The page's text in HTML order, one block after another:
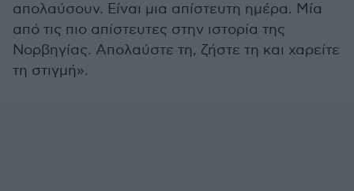
απολαύσουν. Είναι μια απίστευτη ημέρα. Μία
από τις πιο απίστευτες στην ιστορία της
Νορβηγίας. Απολαύστε τη, ζήστε τη και χαρείτε
τη στιγμή».